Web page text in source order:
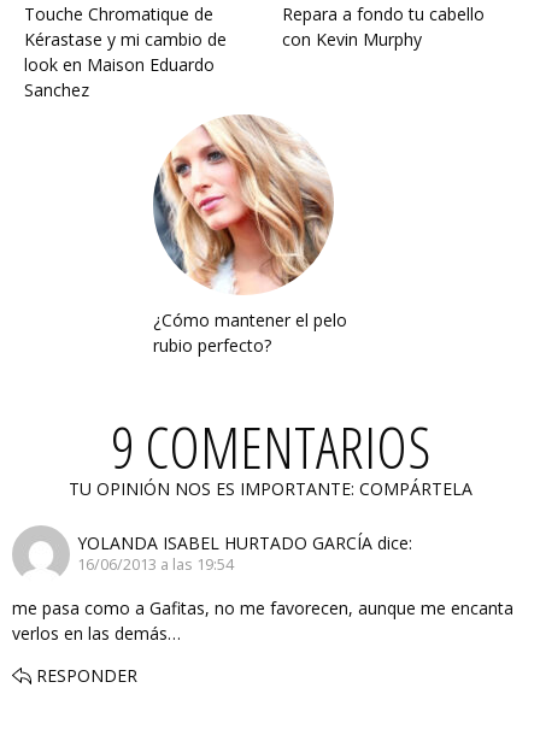
Touche Chromatique de
Kérastase y mi cambio de
look en Maison Eduardo
Sanchez
Repara a fondo tu cabello
con Kevin Murphy
¿Cómo mantener el pelo
rubio perfecto?
9 COMENTARIOS
TU OPINIÓN NOS ES IMPORTANTE: COMPÁRTELA
YOLANDA ISABEL HURTADO GARCÍA dice:
16/06/2013 a las 19:54
me pasa como a Gafitas, no me favorecen, aunque me encanta
verlos en las demás…
RESPONDER